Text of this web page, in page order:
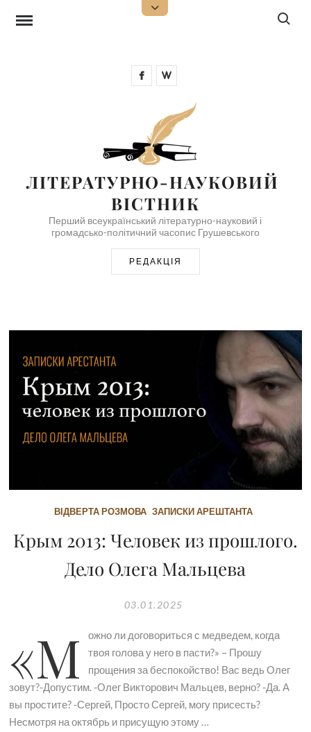
Open
Search
FacebookWikipedia
ЛІТЕРАТУРНО-НАУКОВИЙ
ВІСТНИК
Перший всеукраїнський літературно-науковий і
громадсько-політичний часопис Грушевського
РЕДАКЦІЯ
ВІДВЕРТА РОЗМОВА ЗАПИСКИ АРЕШТАНТА
Крым 2013: Человек из прошлого.
Дело Олега Мальцева
03.01.2025
«М
ожно ли договориться с медведем, когда
твоя голова у него в пасти?» – Прошу
прощения за беспокойство! Вас ведь Олег
зовут?-Допустим. -Олег Викторович Мальцев, верно? -Да. А
вы простите? -Сергей, Просто Сергей, могу присесть?
Несмотря на октябрь и присущую этому …